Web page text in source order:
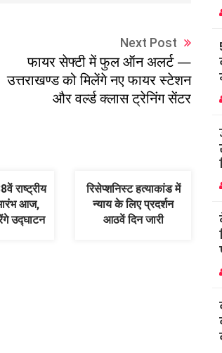
Next Post
फायर सेफ्टी में फुल ऑन अलर्ट —
उत्तराखण्ड को मिलेंगे नए फायर स्टेशन
और वर्ल्ड क्लास ट्रेनिंग सेंटर
राष्ट्रीय
आज,
उद्घाटन
रिसेप्शनिस्ट हत्याकांड में
न्याय के लिए प्रदर्शन
आठवें दिन जारी